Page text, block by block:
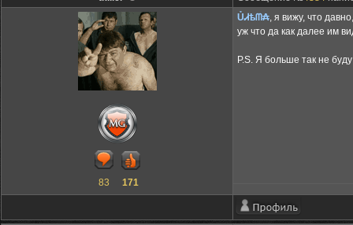
83 171
ỦᏗѣᗰ₳, я вижу, что
уж что да как далее им
P.S. Я больше так не